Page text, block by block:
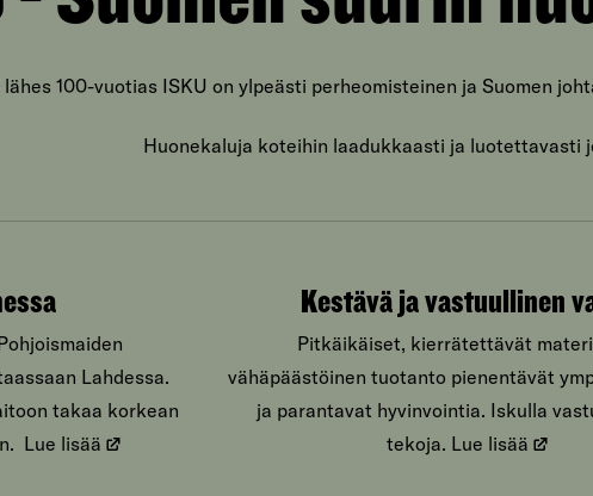
lähes 100-vuotias ISKU on ylpeästi perheomisteinen ja Suomen
Huonekaluja koteihin laadukkaasti ja luotettavasti
Lahdessa.
takaa korkean
Lue lisää
Kestävä ja vastuullinen
Pitkäikäiset, kierrätettävät
vähäpäästöinen tuotanto pienentävät
ja parantavat hyvinvointia. Iskulla
tekoja. Lue lisää